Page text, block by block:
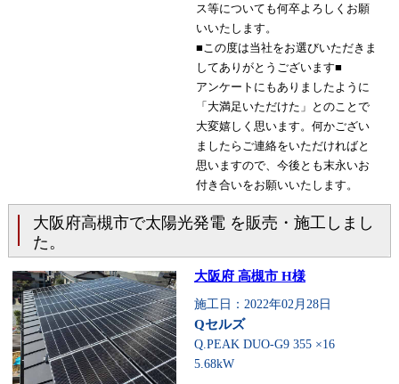
ス等についても何卒よろしくお願
いいたします。
■この度は当社をお選びいただきま
してありがとうございます■
アンケートにもありましたように
「大満足いただけた」とのことで
大変嬉しく思います。何かござい
ましたらご連絡をいただければと
思いますので、今後とも末永いお
付き合いをお願いいたします。
大阪府高槻市で太陽光発電 を販売・施工しまし
た。
大阪府 高槻市 H様
施工日：2022年02月28日
Qセルズ
Q.PEAK DUO-G9 355 ×16
5.68kW